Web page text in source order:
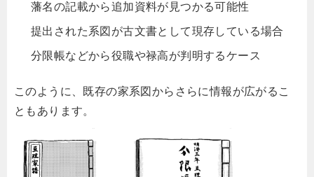
藩名の記載から追加資料が見つかる可能性
提出された系図が古文書として現存している場合
分限帳などから役職や禄高が判明するケース
このように、既存の家系図からさらに情報が広がるこ
ともあります。